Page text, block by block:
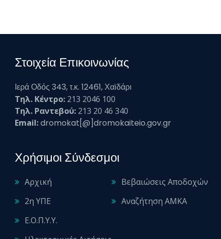
Στοιχεία Επικοινωνίας
Ιερά Οδός 343, τ.κ. 12461, Χαϊδάρι
Τηλ. Κέντρο: 213 2046 100
Τηλ. Ραντεβού: 213 20 46 340
Email:dromokat[@]dromokaiteio.gov.gr
Χρήσιμοι Σύνδεσμοι
Αρχική
2η ΥΠΕ
Ε.Ο.Π.Υ.Υ.
Βεβαιώσεις Αποδοχών
Αναζήτηση ΑΜΚΑ